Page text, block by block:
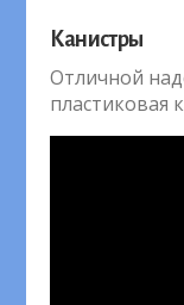
Канистры
Отличной
пластиковая